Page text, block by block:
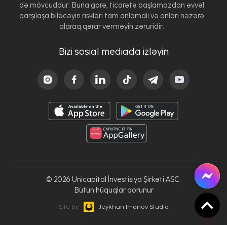
də mövcuddur. Buna görə, ticarətə başlamazdan əvvəl
qarşılaşa biləcəyin riskləri tam anlamalı və onları nəzərə
alaraq qərar verməyin zəruridir.
Bizi sosial mediada izləyin
© 2026 Unicapital İnvestisiya Şirkəti ASC.
Bütün hüquqlar qorunur
Site by Jeykhun Imanov Studio